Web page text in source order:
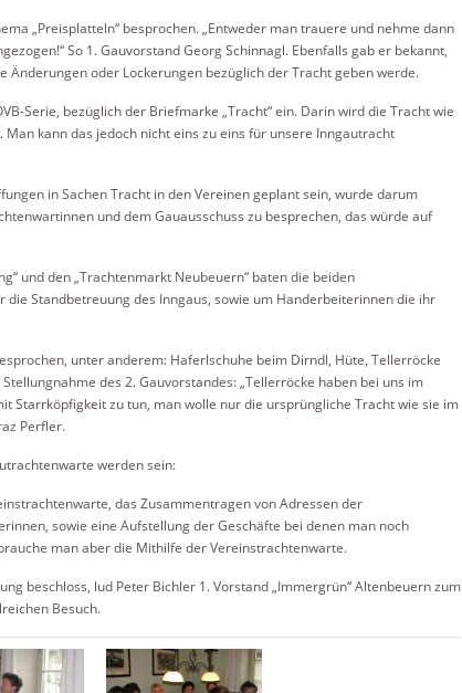
„Preisplatteln“ besprochen. „Entweder man trauere und nehme dann
So 1. Gauvorstand Georg Schinnagl. Ebenfalls gab er bekannt,
Änderungen oder Lockerungen bezüglich der Tracht geben werde.
Serie, bezüglich der Briefmarke „Tracht“ ein. Darin wird die Tracht wie
kann das jedoch nicht eins zu eins für unsere Inngautracht
in Sachen Tracht in den Vereinen geplant sein, wurde darum
und dem Gauausschuss zu besprechen, das würde auf
und den „Trachtenmarkt Neubeuern“ baten die beiden
Standbetreuung des Inngaus, sowie um Handerbeiterinnen die ihr
unter anderem: Haferlschuhe beim Dirndl, Hüte, Tellerröcke
des 2. Gauvorstandes: „Tellerröcke haben bei uns im
Starrköpfigkeit zu tun, man wolle nur die ursprüngliche Tracht wie sie im
Perfler.
werden sein:
das Zusammentragen von Adressen der
sowie eine Aufstellung der Geschäfte bei denen man noch
man aber die Mithilfe der Vereinstrachtenwarte.
beschloss, lud Peter Bichler 1. Vorstand „Immergrün“ Altenbeuern zum
Besuch.